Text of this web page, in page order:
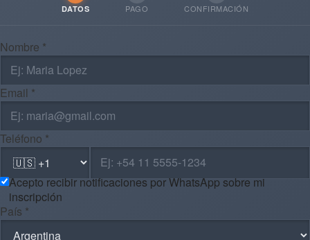
DATOS PAGO CONFIRMACIÓN
Nombre *
Email *
Teléfono *
Acepto recibir notificaciones por WhatsApp sobre mi
inscripción
País *